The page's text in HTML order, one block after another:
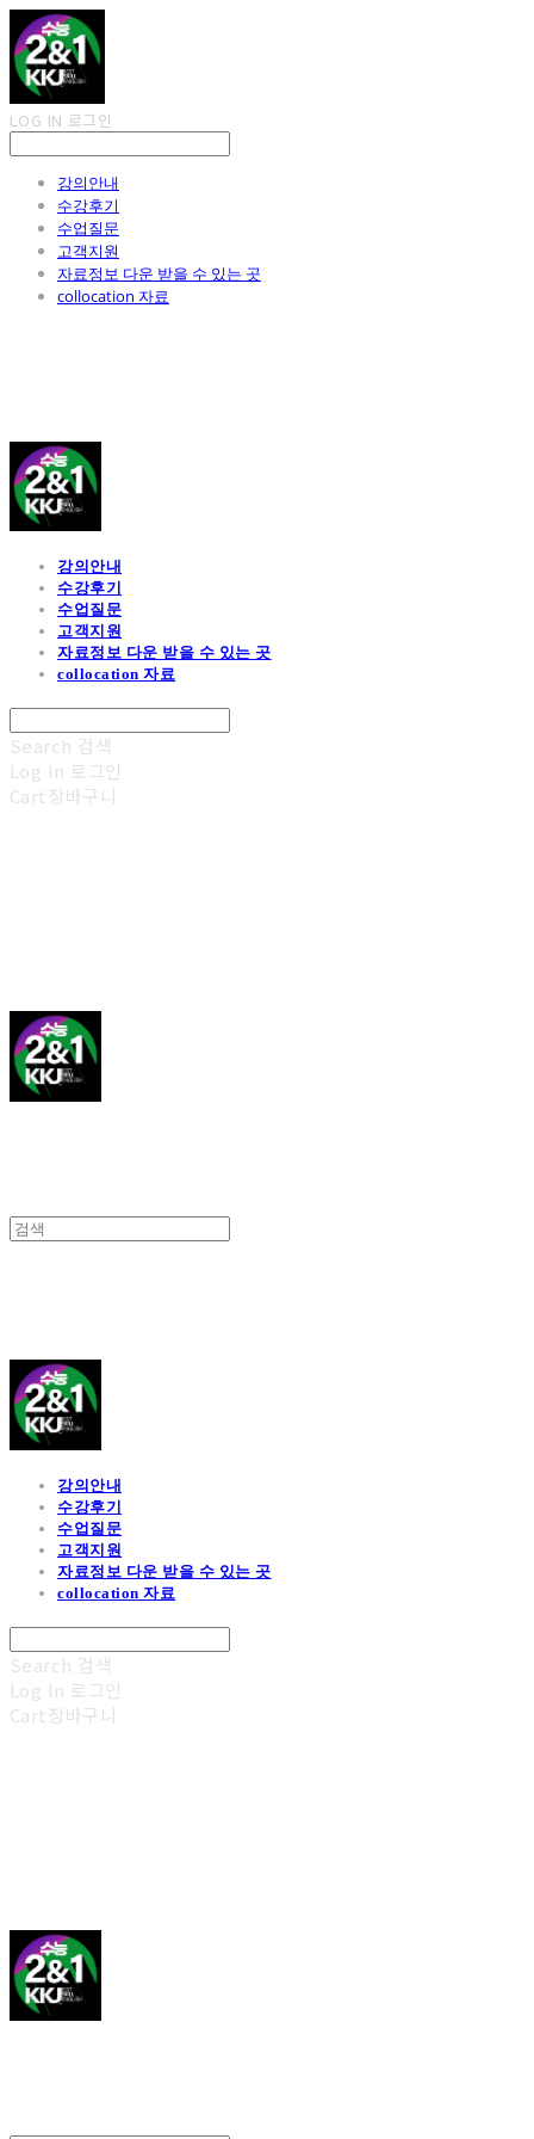
LOG IN 로그인
강의안내
수강후기
수업질문
고객지원
자료정보 다운 받을 수 있는 곳
collocation 자료
강의안내
수강후기
수업질문
고객지원
자료정보 다운 받을 수 있는 곳
collocation 자료
Search 검색
Log In 로그인
Cart장바구니
강의안내
수강후기
수업질문
고객지원
자료정보 다운 받을 수 있는 곳
collocation 자료
Search 검색
Log In 로그인
Cart장바구니